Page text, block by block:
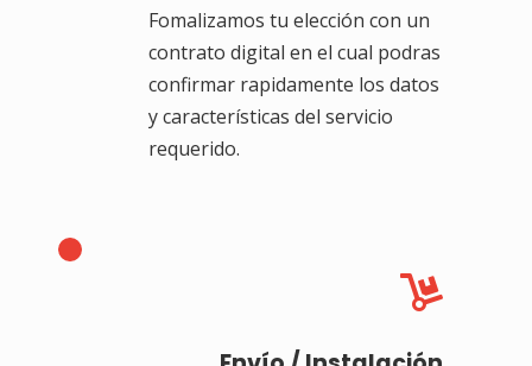
Fomalizamos tu elección con un
contrato digital en el cual podras
confirmar rapidamente los datos
y características del servicio
requerido.
